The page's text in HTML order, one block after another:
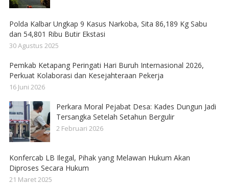
Polda Kalbar Ungkap 9 Kasus Narkoba, Sita 86,189 Kg Sabu
dan 54,801 Ribu Butir Ekstasi
30 Agustus 2025
Pemkab Ketapang Peringati Hari Buruh Internasional 2026,
Perkuat Kolaborasi dan Kesejahteraan Pekerja
16 Juni 2026
Perkara Moral Pejabat Desa: Kades Dungun Jadi
Tersangka Setelah Setahun Bergulir
2 Februari 2026
Konfercab LB Ilegal, Pihak yang Melawan Hukum Akan
Diproses Secara Hukum
21 Maret 2025